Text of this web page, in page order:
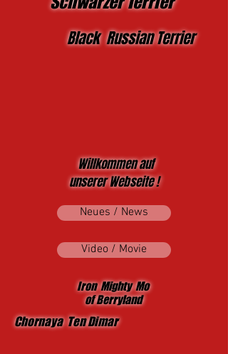
Black Russian Terrier
Willkommen auf
unserer Webseite !
Neues / News
Video / Movie
Iron Mighty Mo
of Berryland
Chornaya Ten Dimar